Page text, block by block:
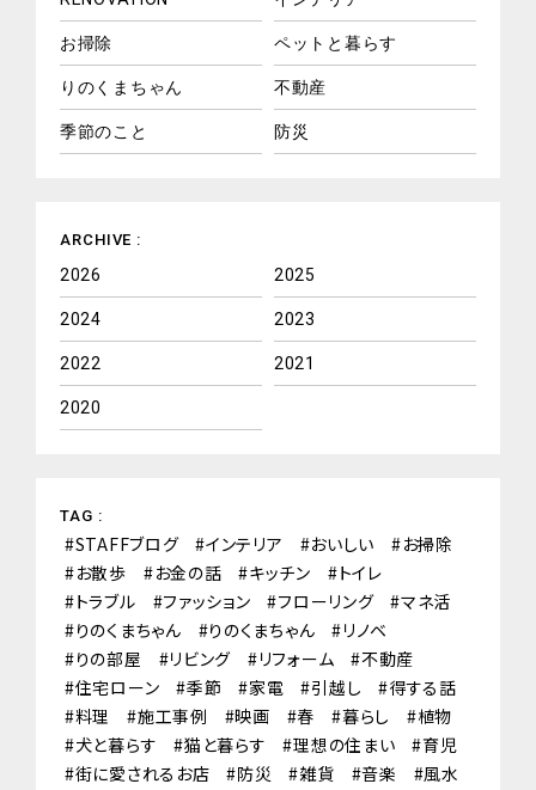
お掃除 ペットと暮らす
りのくまちゃん 不動産
季節のこと 防災
ARCHIVE :
2026 2025
2024 2023
2022 2021
2020
TAG :
STAFFブログ インテリア おいしい
お掃除
お散歩
お金の話 キッチン
トイレ
トラブル
ファッション フローリング
マネ活
りのくまちゃん
りのくまちゃん
リノベ
りの部屋
リビング リフォーム
不動産
住宅ローン
季節 家電 引越し
得する話
料理
施工事例 映画 春 暮らし
植物
犬と暮らす
猫と暮らす 理想の住まい
育児
街に愛されるお店
防災 雑貨 音楽 風水